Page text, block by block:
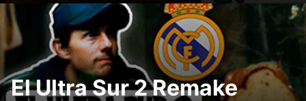
El Ultra Sur 2 Remake